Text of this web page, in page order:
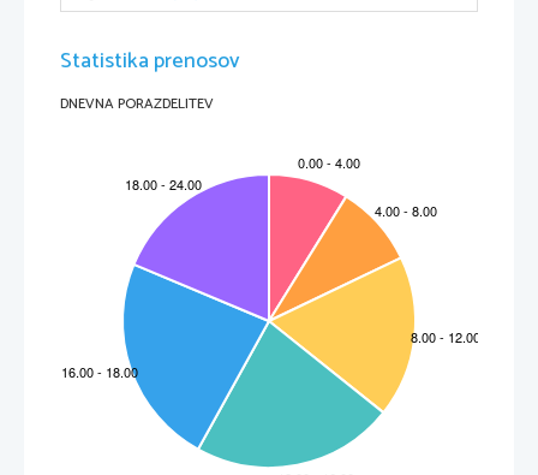
Srednja ekonomska šola Ljubljana
Kleopatra VII.
Kraljica diplomacije
Kleopatra se je rodila v dinastiji Ptolemajcev 69 pr. n. št. Ptolemajci so bili marionetni
monarhi, odvisni od rimskega senata. Toda kar jim je manjkalo v moči, so nadoknadili z
okrasjem in obredjem. Kleopatra je bila zelo izobražena in se je že zgodaj vedla nenavadno
kraljevsko. Dar za diplomacijo je bil bistven za njeno preživetje. Prestol je podedovala pri 17.
letih, razpeta med ljudstvo, nezadovoljno s Ptolemajci, in splektarske svetovalce na svojem
dvoru v Alexandriji. Na drugi strani Sredozemlja je Rim metal dolgo in grozečo senco na
Statistika prenosov
DNEVNA PORAZDELITEV